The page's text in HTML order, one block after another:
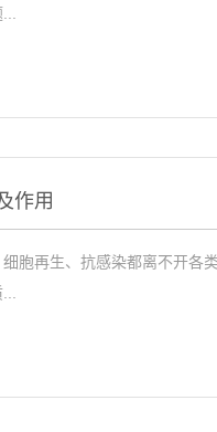
作用
胞再生、抗感染都离不开